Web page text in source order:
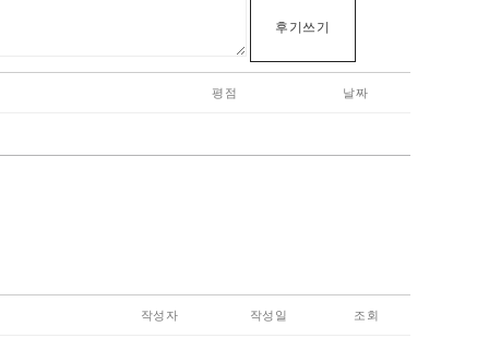
후기쓰기
평점 날짜
작성자 작성일 조회